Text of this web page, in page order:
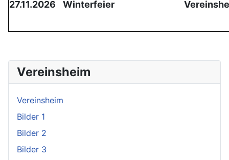
27.11.2026 Winterfeier
Vereinsheim
Vereinsheim
Bilder 1
Bilder 2
Bilder 3